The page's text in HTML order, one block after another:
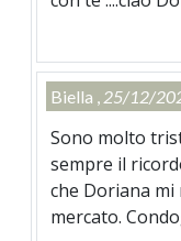
Biella , 25/12/
Sono molto
sempre il
che Doriana mi
mercato.